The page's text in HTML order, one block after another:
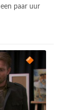
paar uur